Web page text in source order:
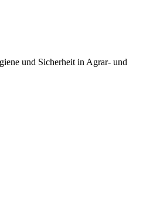
und Sicherheit in Agrar- und